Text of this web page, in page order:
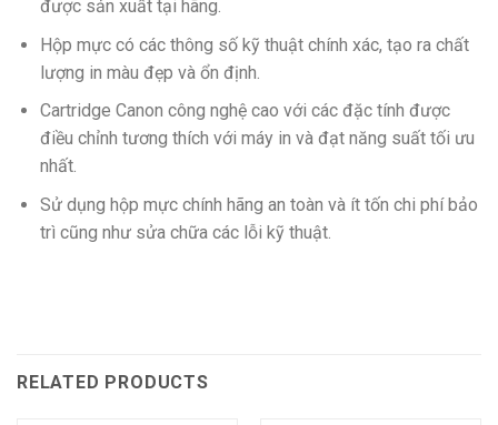
được sản xuất tại hãng.
Hộp mực có các thông số kỹ thuật chính xác, tạo ra chất
lượng in màu đẹp và ổn định.
Cartridge Canon công nghệ cao với các đặc tính được
điều chỉnh tương thích với máy in và đạt năng suất tối ưu
nhất.
Sử dụng hộp mực chính hãng an toàn và ít tốn chi phí bảo
trì cũng như sửa chữa các lỗi kỹ thuật.
RELATED PRODUCTS